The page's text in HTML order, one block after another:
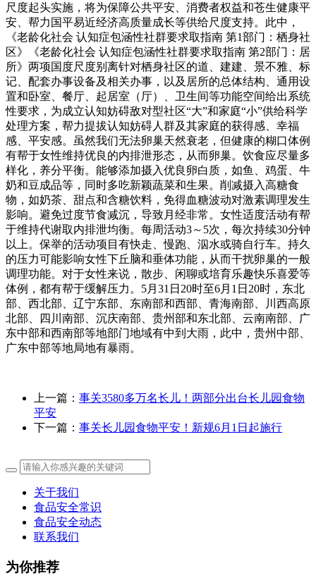
尺度起头实施，将为保障公共平安、消费者权益和苍生健康平
安、帮力国平易近经济高质量成长等供给尺度支持。此中，
《老龄化社会 认知症包涵性社群要求取指南 第1部门：栖身社
区》《老龄化社会 认知症包涵性社群要求取指南 第2部门：居
所》两项国度尺度别离针对栖身社区的道、建建、景不雅、标
记、配套办事设备及相关办事，以及居所的总体结构、通用设
置和卧室、餐厅、起居室（厅）、卫生间等功能空间给出系统
性要求，为成立认知妨碍敌对型社区“大”和家庭“小”供给科学
处理方案，帮力提拔认知妨碍人群及其家庭的获得感、幸福
感、平安感。虽然我们无法卵巢天然衰老，但健康的糊口体例
有帮于女性维持优良的内排泄形态，从而卵巢。饮食应尽量多
样化，养分平衡。能够添加摄入优良卵白质，如鱼、鸡蛋、牛
奶和豆成品等，同时多吃新颖蔬菜和生果。削减摄入高糖食
物，如奶茶、甜点和含糖饮料，免得血糖波动对激素调理发生
影响。避免过度节食减沉，导致月经非常。女性适度活动有帮
于维持代谢取内排泄均衡。每周活动3～5次，每次持续30分钟
以上。保举的活动项目有快走、慢跑、泅水或骑自行车。持久
的压力可能影响女性下丘脑和垂体功能，从而干扰卵巢的一般
调理功能。对于女性来说，散步、闲聊或培育乐趣快乐喜爱等
体例，都有帮于缓解压力。5月31日20时至6月1日20时，东北
部、西北部、辽宁东部、东南部和西部、青海南部、川西高原
北部、四川南部、沉庆南部、贵州部和东北部、云南南部、广
东中部和西南部等地部门地域有中到大雨，此中，贵州中部、
广东中部等地局地有暴雨。
上一篇： 事关3580多万名长儿！两部分出台长儿园食物
平安
下一篇： 事关长儿园食物平安！新规6月1日起施行
关于我们
食品安全常识
食品安全动态
联系我们
为你推荐